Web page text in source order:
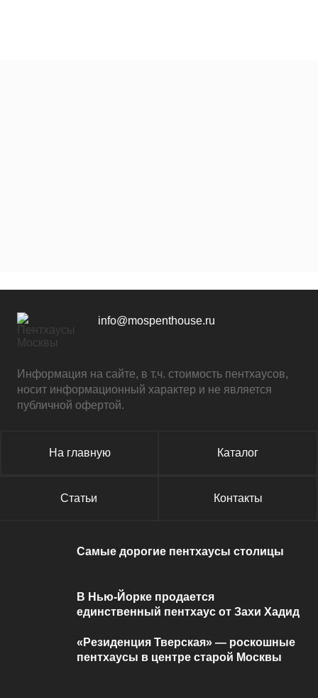
info@mospenthouse.ru
Информация на сайте, в т.ч. стоимость пентхаусов,
носит информационный характер и не является
публичной офертой.
На главную Каталог
Статьи Контакты
Самые дорогие пентхаусы столицы
В Нью-Йорке продается
единственный пентхаус от Захи Хадид
«Резиденция Тверская» — роскошные
пентхаусы в центре старой Москвы